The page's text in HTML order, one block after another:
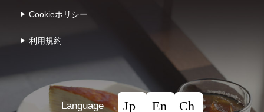
Cookieポリシー
利⽤規約
Language